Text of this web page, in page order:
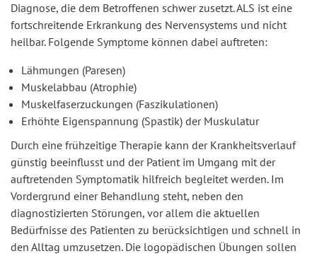
Diagnose, die dem Betroffenen schwer zusetzt. ALS ist eine
fortschreitende Erkrankung des Nervensystems und nicht
heilbar. Folgende Symptome können dabei auftreten:
Lähmungen (Paresen)
Muskelabbau (Atrophie)
Muskelfaserzuckungen (Faszikulationen)
Erhöhte Eigenspannung (Spastik) der Muskulatur
Durch eine frühzeitige Therapie kann der Krankheitsverlauf
günstig beeinflusst und der Patient im Umgang mit der
auftretenden Symptomatik hilfreich begleitet werden. Im
Vordergrund einer Behandlung steht, neben den
diagnostizierten Störungen, vor allem die aktuellen
Bedürfnisse des Patienten zu berücksichtigen und schnell in
den Alltag umzusetzen. Die logopädischen Übungen sollen